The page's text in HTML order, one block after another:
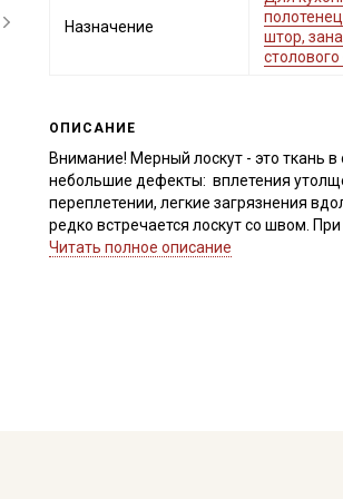
Назначение
полотенец
штор,
ОПИСАНИЕ
Внимание! Мерный лоскут - это ткань
небольшие дефекты: вплетения
переплетении, легкие загрязнения
редко встречается лоскут со швом.
для дополнительного согласования.
Читать полное описание